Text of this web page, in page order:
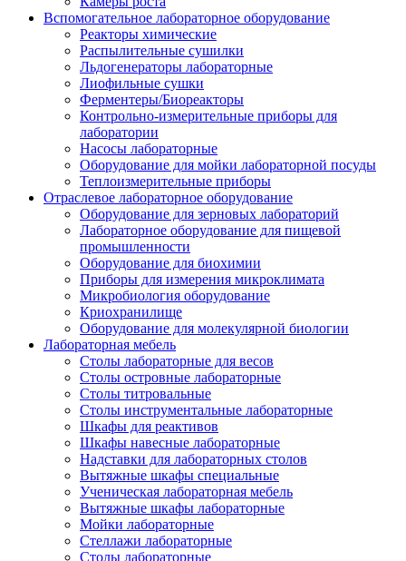
Вспомогательное лабораторное оборудование
Реакторы химические
Распылительные сушилки
Льдогенераторы лабораторные
Лиофильные сушки
Ферментеры/Биореакторы
Контрольно-измерительные приборы для
лаборатории
Насосы лабораторные
Оборудование для мойки лабораторной посуды
Теплоизмерительные приборы
Отраслевое лабораторное оборудование
Оборудование для зерновых лабораторий
Лабораторное оборудование для пищевой
промышленности
Оборудование для биохимии
Приборы для измерения микроклимата
Микробиология оборудование
Криохранилище
Оборудование для молекулярной биологии
Лабораторная мебель
Столы лабораторные для весов
Столы островные лабораторные
Столы титровальные
Столы инструментальные лабораторные
Шкафы для реактивов
Шкафы навесные лабораторные
Надставки для лабораторных столов
Вытяжные шкафы специальные
Ученическая лабораторная мебель
Вытяжные шкафы лабораторные
Мойки лабораторные
Стеллажи лабораторные
Столы лабораторные